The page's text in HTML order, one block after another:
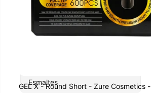
Acrílicos
Cejas
Esmaltes
GEL X - Round Short - Zure Cosmetics -